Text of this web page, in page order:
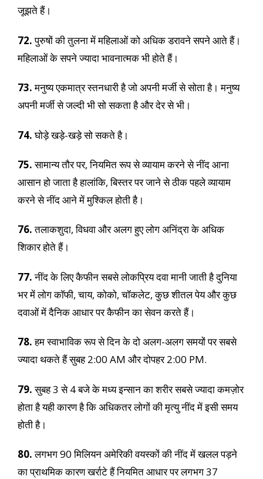
जूझते हैं।
72.पुरुषों की तुलना में महिलाओं को अधिक डरावने सपने आते हैं।
महिलाओं के सपने ज्यादा भावनात्मक भी होते हैं।
73.मनुष्य एकमात्र स्तनधारी है जो अपनी मर्जी से सोता है। मनुष्य
अपनी मर्जी से जल्दी भी सो सकता है और देर से भी।
74.घोड़े खड़े-खड़े सो सकते है।
75.सामान्य तौर पर, नियमित रूप से व्यायाम करने से नींद आना
आसान हो जाता है हालांकि, बिस्तर पर जाने से ठीक पहले व्यायाम
करने से नींद आने में मुश्किल होती है।
76.तलाकशुदा, विधवा और अलग हुए लोग अनिंद्रा के अधिक
शिकार होते हैं।
77.नींद के लिए कैफीन सबसे लोकप्रिय दवा मानी जाती है दुनिया
भर में लोग कॉफी, चाय, कोको, चॉकलेट, कुछ शीतल पेय और कुछ
दवाओं में दैनिक आधार पर कैफीन का सेवन करते हैं।
78.हम स्वाभाविक रूप से दिन के दो अलग-अलग समयों पर सबसे
ज्यादा थकते हैं सुबह 2:00 AM और दोपहर 2:00 PM.
79.सुबह 3 से 4 बजे के मध्य इन्सान का शरीर सबसे ज्यादा कमज़ोर
होता है यही कारण है कि अधिकतर लोगों की मृत्यु नींद में इसी समय
होती है।
80.लगभग 90 मिलियन अमेरिकी वयस्कों की नींद में खलल पड़ने
का प्राथमिक कारण खर्राटे हैं नियमित आधार पर लगभग 37